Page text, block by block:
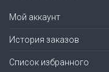
Мой аккаунт
История заказов
Список избранного